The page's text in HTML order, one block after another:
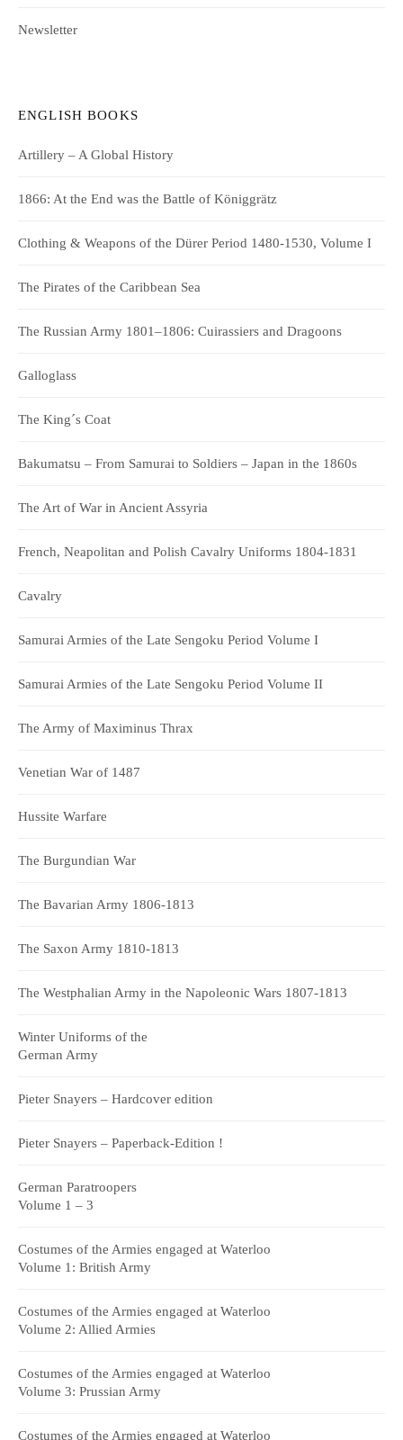
Newsletter
ENGLISH BOOKS
Artillery – A Global History
1866: At the End was the Battle of Königgrätz
Clothing & Weapons of the Dürer Period 1480-1530, Volume I
The Pirates of the Caribbean Sea
The Russian Army 1801–1806: Cuirassiers and Dragoons
Galloglass
The King´s Coat
Bakumatsu – From Samurai to Soldiers – Japan in the 1860s
The Art of War in Ancient Assyria
French, Neapolitan and Polish Cavalry Uniforms 1804-1831
Cavalry
Samurai Armies of the Late Sengoku Period Volume I
Samurai Armies of the Late Sengoku Period Volume II
The Army of Maximinus Thrax
Venetian War of 1487
Hussite Warfare
The Burgundian War
The Bavarian Army 1806-1813
The Saxon Army 1810-1813
The Westphalian Army in the Napoleonic Wars 1807-1813
Winter Uniforms of the
German Army
Pieter Snayers – Hardcover edition
Pieter Snayers – Paperback-Edition !
German Paratroopers
Volume 1 – 3
Costumes of the Armies engaged at Waterloo
Volume 1: British Army
Costumes of the Armies engaged at Waterloo
Volume 2: Allied Armies
Costumes of the Armies engaged at Waterloo
Volume 3: Prussian Army
Costumes of the Armies engaged at Waterloo